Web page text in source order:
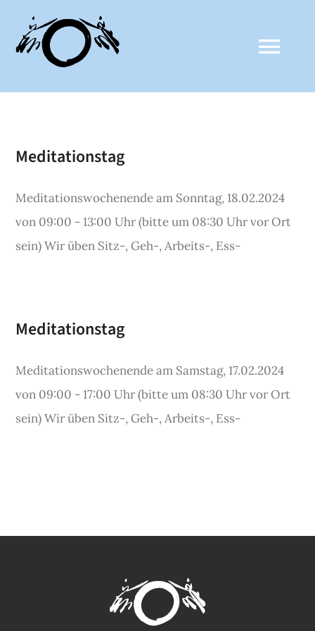
Inhalt
springen
AKTUELLES
MEDIEN
KONTAKT
Meditationstag
Meditationswochenende am Sonntag, 18.02.2024
von 09:00 - 13:00 Uhr (bitte um 08:30 Uhr vor Ort
sein) Wir üben Sitz-, Geh-, Arbeits-, Ess-
Meditationstag
Meditationswochenende am Samstag, 17.02.2024
von 09:00 - 17:00 Uhr (bitte um 08:30 Uhr vor Ort
sein) Wir üben Sitz-, Geh-, Arbeits-, Ess-